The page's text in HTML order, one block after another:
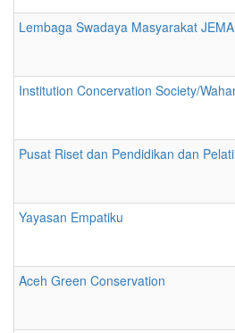
Lembaga Swadaya Masyarakat
Institution Concervation Society/
Pusat Riset dan Pendidikan dan
Yayasan Empatiku
Aceh Green Conservation